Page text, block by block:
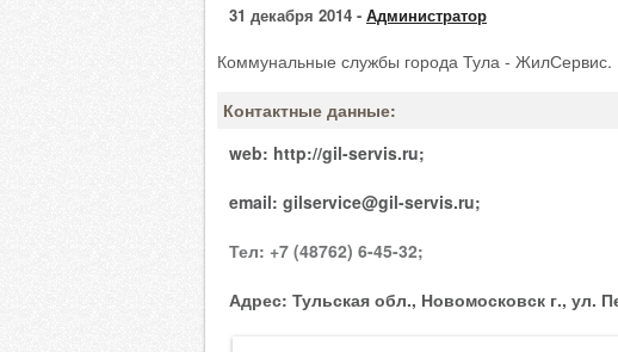
31 декабря 2014 - Администратор
Коммунальные службы города Тула - ЖилСервис.
Контактные данные:
web: http://gil-servis.ru;
email: gilservice@gil-servis.ru;
Тел: +7 (48762) 6-45-32;
Адрес: Тульская обл., Новомосковск г., ул.